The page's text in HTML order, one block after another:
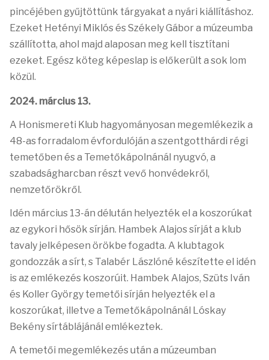
pincéjében gyűjtöttünk tárgyakat a nyári kiállításhoz.
Ezeket Hetényi Miklós és Székely Gábor a múzeumba
szállította, ahol majd alaposan meg kell tisztítani
ezeket. Egész köteg képeslap is előkerült a sok lom
közül.
2024. március 13.
A Honismereti Klub hagyományosan megemlékezik a
48-as forradalom évfordulóján a szentgotthárdi régi
temetőben és a Temetőkápolnánál nyugvó, a
szabadságharcban részt vevő honvédekről,
nemzetőrökről.
Idén március 13-án délután helyezték el a koszorúkat
az egykori hősök sírján. Hambek Alajos sírját a klub
tavaly jelképesen örökbe fogadta. A klubtagok
gondozzák a sírt, s Talabér Lászlóné készítette el idén
is az emlékezés koszorúit. Hambek Alajos, Szüts Iván
és Koller György temetői sírján helyezték el a
koszorúkat, illetve a Temetőkápolnánál Lóskay
Bekény sírtáblájánál emlékeztek.
A temetői megemlékezés után a múzeumban